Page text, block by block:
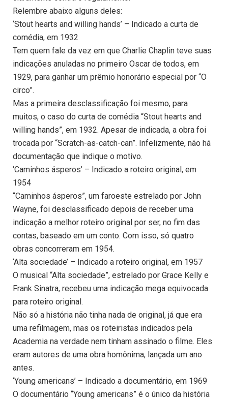
Relembre abaixo alguns deles:
‘Stout hearts and willing hands’ – Indicado a curta de
comédia, em 1932
Tem quem fale da vez em que Charlie Chaplin teve suas
indicações anuladas no primeiro Oscar de todos, em
1929, para ganhar um prêmio honorário especial por “O
circo”.
Mas a primeira desclassificação foi mesmo, para
muitos, o caso do curta de comédia “Stout hearts and
willing hands”, em 1932. Apesar de indicada, a obra foi
trocada por “Scratch-as-catch-can”. Infelizmente, não há
documentação que indique o motivo.
‘Caminhos ásperos’ – Indicado a roteiro original, em
1954
“Caminhos ásperos”, um faroeste estrelado por John
Wayne, foi desclassificado depois de receber uma
indicação a melhor roteiro original por ser, no fim das
contas, baseado em um conto. Com isso, só quatro
obras concorreram em 1954.
‘Alta sociedade’ – Indicado a roteiro original, em 1957
O musical “Alta sociedade”, estrelado por Grace Kelly e
Frank Sinatra, recebeu uma indicação mega equivocada
para roteiro original.
Não só a história não tinha nada de original, já que era
uma refilmagem, mas os roteiristas indicados pela
Academia na verdade nem tinham assinado o filme. Eles
eram autores de uma obra homônima, lançada um ano
antes.
‘Young americans’ – Indicado a documentário, em 1969
O documentário “Young americans” é o único da história